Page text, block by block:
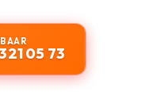
05 73